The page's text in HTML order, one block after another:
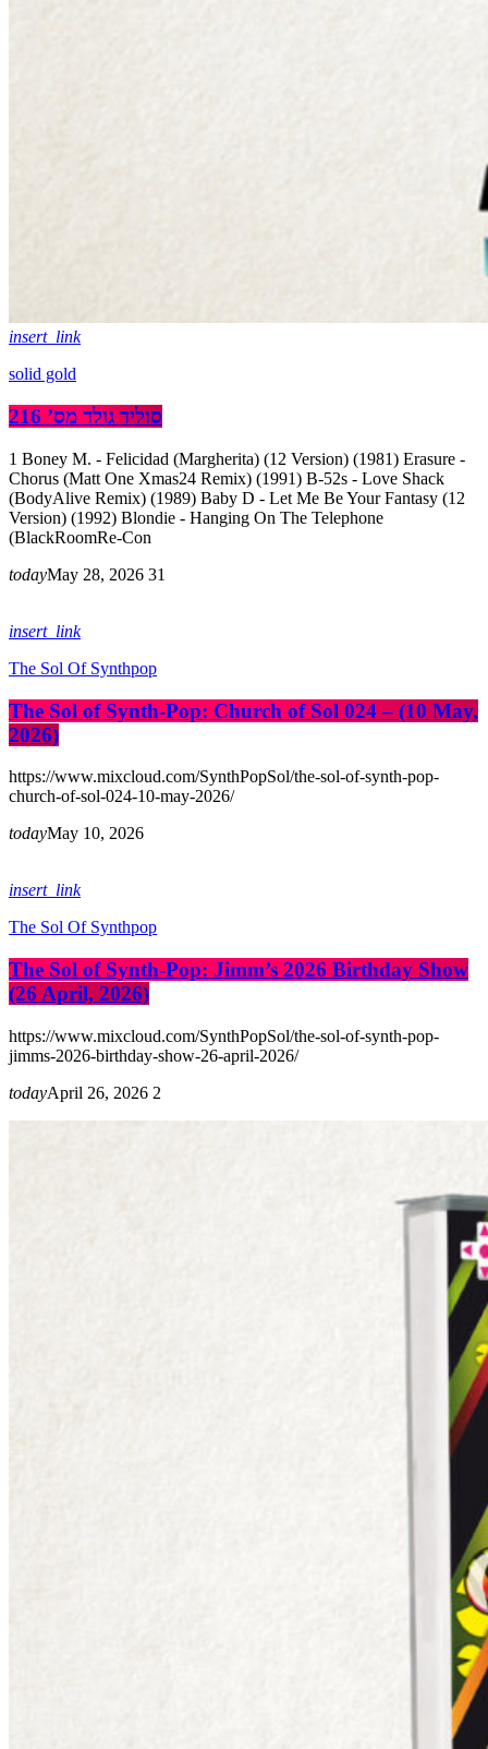
insert_link
solid gold
סוליד גולד מס’ 216
1 Boney M. - Felicidad (Margherita) (12 Version) (1981) Erasure -
Chorus (Matt One Xmas24 Remix) (1991) B-52s - Love Shack
(BodyAlive Remix) (1989) Baby D - Let Me Be Your Fantasy (12
Version) (1992) Blondie - Hanging On The Telephone
(BlackRoomRe-Con
todayMay 28, 2026 31
insert_link
The Sol Of Synthpop
The Sol of Synth-Pop: Church of Sol 024 – (10 May,
2026)
https://www.mixcloud.com/SynthPopSol/the-sol-of-synth-pop-
church-of-sol-024-10-may-2026/
todayMay 10, 2026
insert_link
The Sol Of Synthpop
The Sol of Synth-Pop: Jimm’s 2026 Birthday Show
(26 April, 2026)
https://www.mixcloud.com/SynthPopSol/the-sol-of-synth-pop-
jimms-2026-birthday-show-26-april-2026/
todayApril 26, 2026 2